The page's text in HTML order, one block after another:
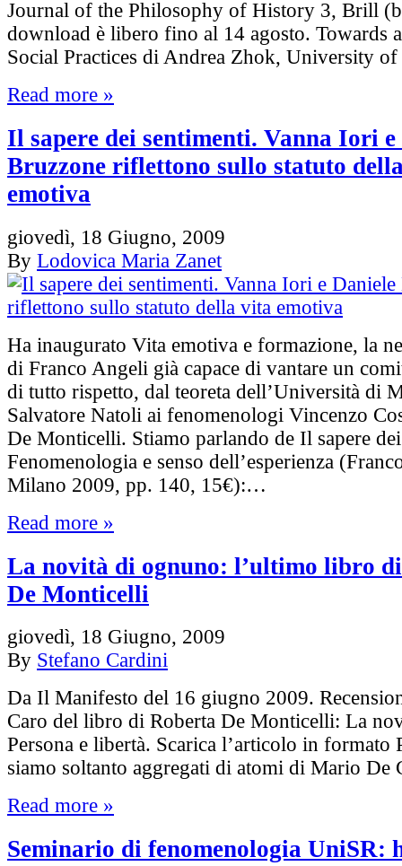
Journal of the Philosophy of History 3, Brill
download è libero fino al 14 agosto. Towards
Social Practices di Andrea Zhok, University
Read more »
Il sapere dei sentimenti. Vanna Iori e
Bruzzone riflettono sullo statuto
emotiva
giovedì, 18 Giugno, 2009
By Lodovica Maria Zanet
Ha inaugurato Vita emotiva e formazione, la
di Franco Angeli già capace di vantare un
di tutto rispetto, dal teoreta dell’Università di
Salvatore Natoli ai fenomenologi Vincenzo
De Monticelli. Stiamo parlando de Il sapere
Fenomenologia e senso dell’esperienza
Milano 2009, pp. 140, 15€):…
Read more »
La novità di ognuno: l’ultimo libro
De Monticelli
giovedì, 18 Giugno, 2009
By Stefano Cardini
Da Il Manifesto del 16 giugno 2009.
Caro del libro di Roberta De Monticelli: La
Persona e libertà. Scarica l’articolo in formato
siamo soltanto aggregati di atomi di Mario De
Read more »
Seminario di fenomenologia UniSR: